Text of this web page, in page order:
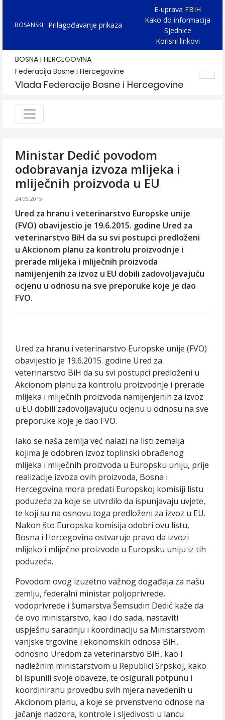
BOSANSKI Prilagođavanje prikaza
E-uprava FBIH
Kako do informacija
Sjednice
Korisni linkovi
BOSNA I HERCEGOVINA
Federacija Bosne i Hercegovine
Vlada Federacije Bosne i Hercegovine
Ministar Dedić povodom
odobravanja izvoza mlijeka i
mliječnih proizvoda u EU
24.06.2015.
Ured za hranu i veterinarstvo Europske unije
(FVO) obavijestio je 19.6.2015. godine Ured za
veterinarstvo BiH da su svi postupci predloženi
u Akcionom planu za kontrolu proizvodnje i
prerade mlijeka i mliječnih proizvoda
namijenjenih za izvoz u EU dobili zadovoljavajuću
ocjenu u odnosu na sve preporuke koje je dao
FVO.
Ured za hranu i veterinarstvo Europske unije (FVO)
obavijestio je 19.6.2015. godine Ured za
veterinarstvo BiH da su svi postupci predloženi u
Akcionom planu za kontrolu proizvodnje i prerade
mlijeka i mliječnih proizvoda namijenjenih za izvoz
u EU dobili zadovoljavajuću ocjenu u odnosu na sve
preporuke koje je dao FVO.
Iako se naša zemlja već nalazi na listi zemalja
kojima je odobren izvoz toplinski obrađenog
mlijeka i mliječnih proizvoda u Europsku uniju, prije
realizacije izvoza ovih proizvoda, Bosna i
Hercegovina mora predati Europskoj komisiji listu
poduzeća za koje se utvrdilo da ispunjavaju uvjete,
te koji su na osnovu toga predloženi za izvoz u EU.
Nakon što Europska komisija odobri ovu listu,
Bosna i Hercegovina ostvaruje pravo da izvozi
mlijeko i mliječne proizvode u Europsku uniju iz tih
poduzeća.
Povodom ovog izuzetno važnog događaja za našu
zemlju, federalni ministar poljoprivrede,
vodoprivrede i šumarstva Šemsudin Dedić kaže da
će ovo ministarstvo, kao i do sada, nastaviti
uspješnu saradnju i koordinaciju sa Ministarstvom
vanjske trgovine i ekonomskih odnosa BiH,
odnosno Uredom za veterinarstvo BiH, kao i
nadležnim ministarstvom u Republici Srpskoj, kako
bi ispunili svoje obaveze, te osigurali potpunu i
koordiniranu provedbu svih mjera navedenih u
Akcionom planu, a koje se prvenstveno odnose na
jačanje nadzora, kontrole i sljedivosti u lancu